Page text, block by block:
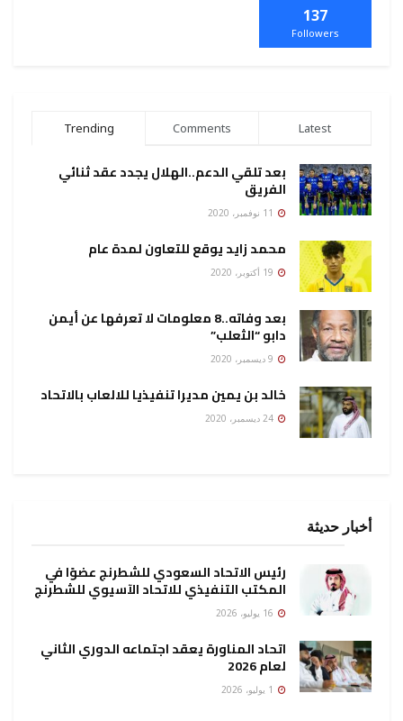
137
Followers
Trending Comments Latest
بعد تلقي الدعم..الهلال يجدد عقد ثنائي
الفريق
محمد زايد يوقع للتعاون لمدة عام
بعد وفاته..8 معلومات لا تعرفها عن أيمن
دابو “الثعلب”
خالد بن يمين مديرا تنفيذيا للالعاب بالاتحاد
أخبار حديثة
رئيس الاتحاد السعودي للشطرنج عضوًا في
المكتب التنفيذي للاتحاد الآسيوي للشطرنج
اتحاد المناورة يعقد اجتماعه الدوري الثاني
لعام 2026